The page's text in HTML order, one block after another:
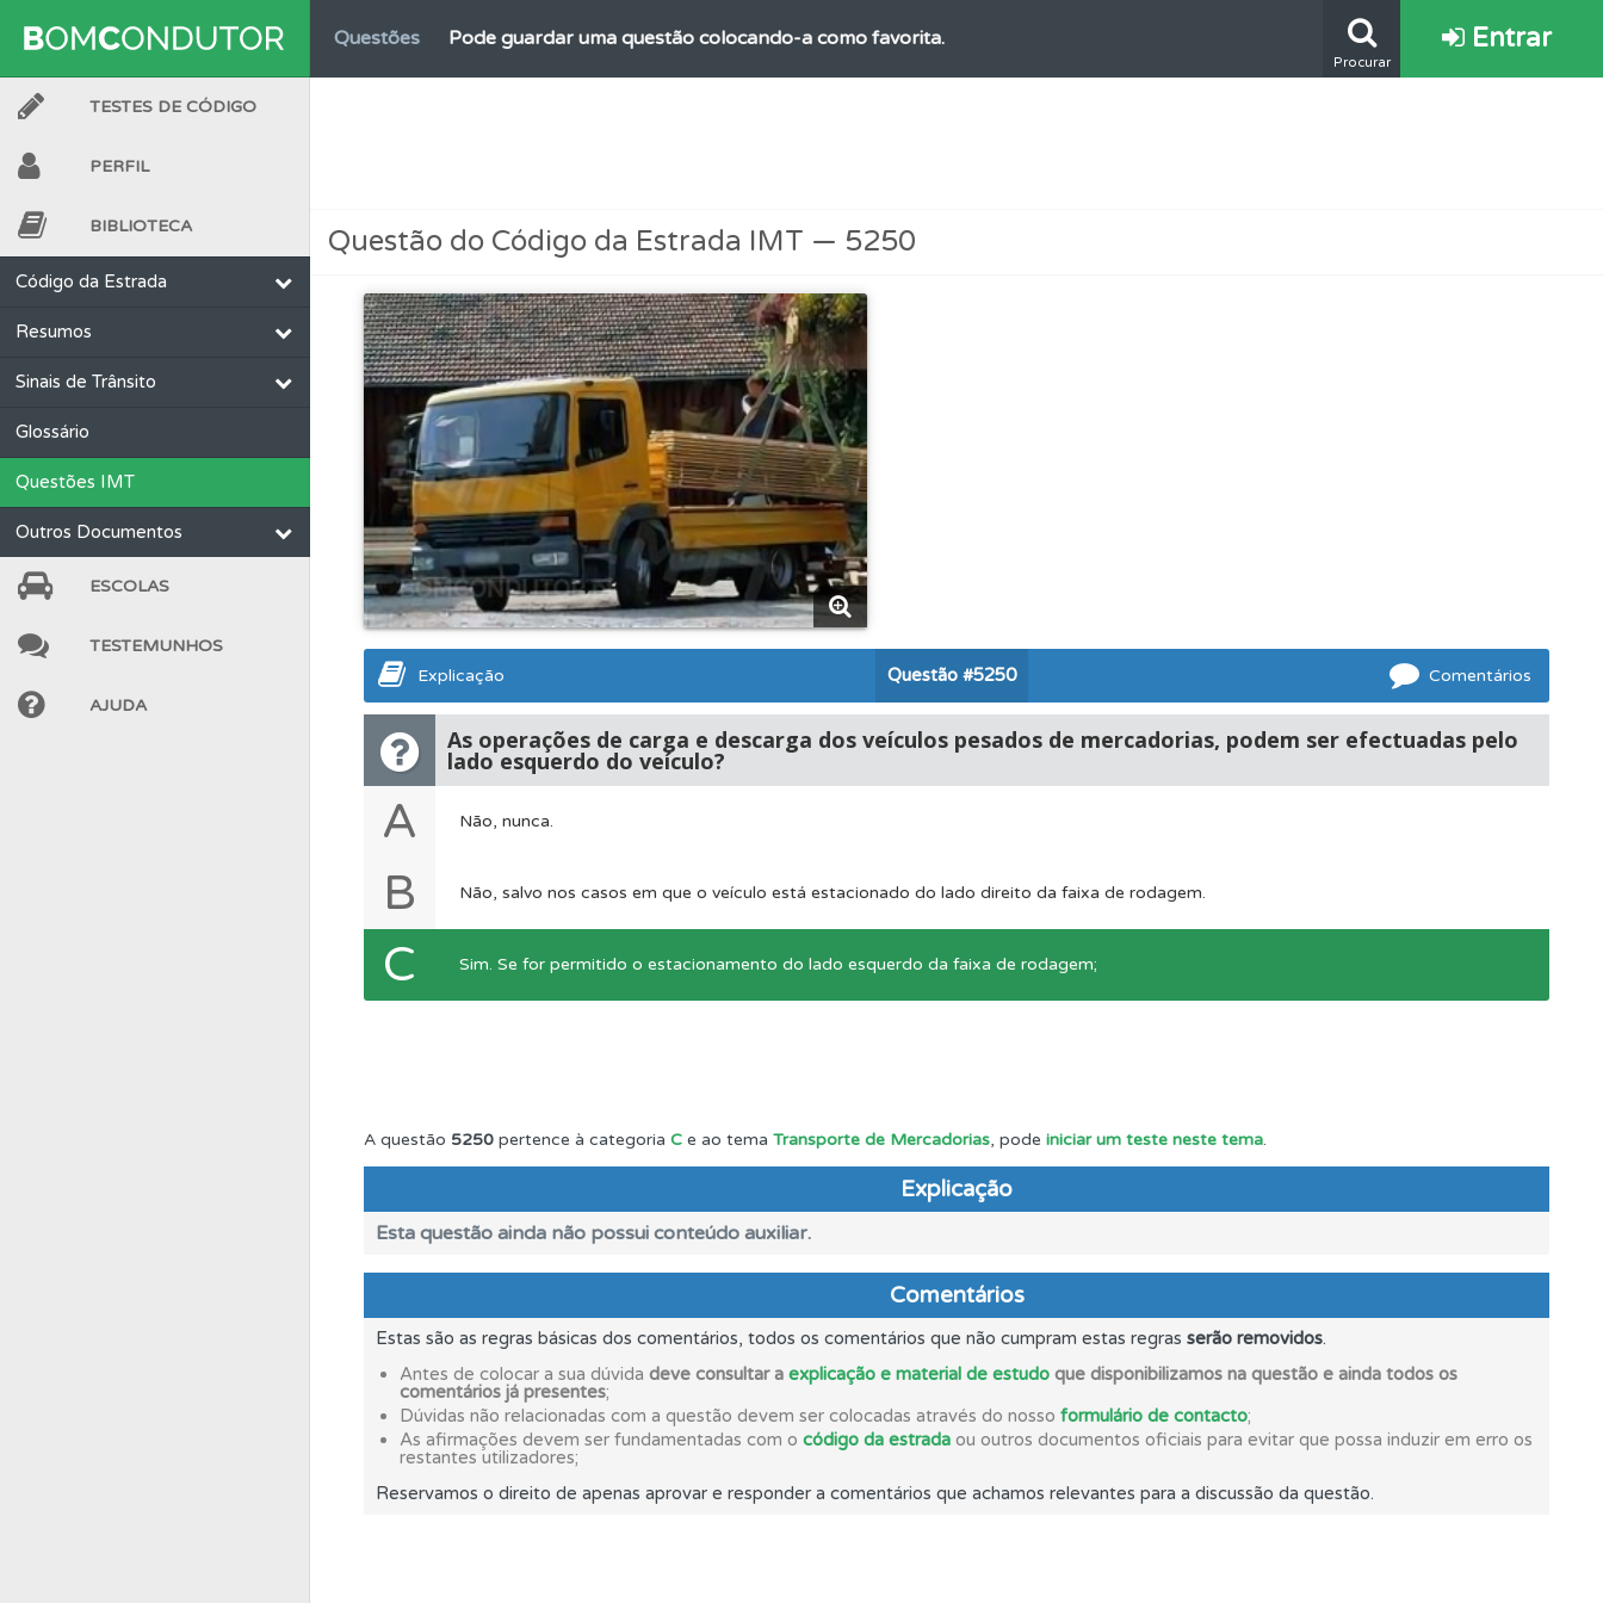
Questões Pode guardar uma questão colocando-a como favorita.
Conta Crie uma conta para não perder as suas estatísticas.
Consulte a ajuda se tiver dúvidas relacionadas com a plataforma.
Veja o nível de dificuldade do teste quando o termina.
Testes O teste "Difícil" apresenta-lhe as questões mais falhadas na plataforma.
Biblioteca
Testes Deve fazer o teste que recomendamos para obter os melhores resultados.
Tem um histórico dos seus testes no seu perfil.
Veja os temas onde tem mais dificuldades no seu perfil.
Questões As questões que usamos estão atualizadas e são as mesmas do exame oficial.
Questões Consulte as explicações das questões para esclarecimentos adicionais.
Crie uma conta para ter acesso às suas estatísticas em qualquer equipamento.
Testemunhos Veja os testemunhos dos nossos utilizadores e deixe o seu!
Use os atalhos de teclado para responder aos testes mais rapidamente.
Procurar
Entrar
TESTES DE CÓDIGO
PERFIL
BIBLIOTECA
Código da Estrada
Resumos
Sinais de Trânsito
Glossário
Questões IMT
Outros Documentos
ESCOLAS
TESTEMUNHOS
AJUDA
Questão do Código da Estrada IMT — 5250
Comentários
Questão #5250
Explicação
As operações de carga e descarga dos veículos pesados de mercadorias, podem ser efectuadas pelo
lado esquerdo do veículo?
A Não, nunca.
B Não, salvo nos casos em que o veículo está estacionado do lado direito da faixa de rodagem.
C Sim. Se for permitido o estacionamento do lado esquerdo da faixa de rodagem;
A questão 5250 pertence à categoria C e ao tema Transporte de Mercadorias, pode iniciar um teste neste tema.
Explicação
Esta questão ainda não possui conteúdo auxiliar.
Comentários
Estas são as regras básicas dos comentários, todos os comentários que não cumpram estas regras serão removidos.
Antes de colocar a sua dúvida deve consultar a explicação e material de estudo que disponibilizamos na questão e ainda todos os
comentários já presentes;
Dúvidas não relacionadas com a questão devem ser colocadas através do nosso formulário de contacto;
As afirmações devem ser fundamentadas com o código da estrada ou outros documentos oficiais para evitar que possa induzir em erro os
restantes utilizadores;
Reservamos o direito de apenas aprovar e responder a comentários que achamos relevantes para a discussão da questão.